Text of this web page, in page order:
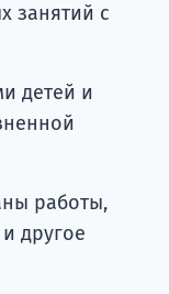
занятий с
детей и
работы,
другое